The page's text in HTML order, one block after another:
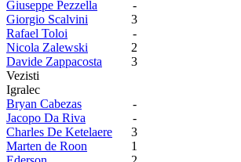
Giuseppe Pezzella
-
Giorgio Scalvini
3
Rafael Toloi
-
Nicola Zalewski
2
Davide Zappacosta
3
Vezisti
Igralec
Bryan Cabezas
-
Jacopo Da Riva
-
Charles De Ketelaere
3
Marten de Roon
1